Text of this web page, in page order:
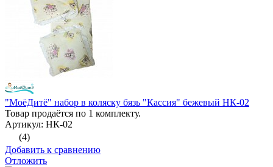
"МоёДитё" набор в коляску бязь "Кассия" бежевый НК-02
Товар продаётся по 1 комплекту.
Артикул: НК-02
(4)
Добавить к сравнению
Отложить